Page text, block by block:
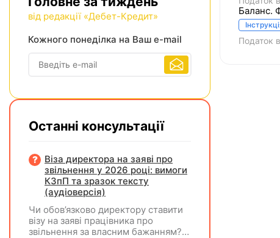
Баланс.
Податок
від редакції «Дебет-Кредит»
Кожного понеділка на Ваш e-mail
Останні консультації
Віза директора на заяві про
звільнення у 2026 році: вимоги
КЗпП та зразок тексту
(аудіоверсія)
Чи обов’язково директору ставити
візу на заяві працівника про
звільнення за власним бажанням?